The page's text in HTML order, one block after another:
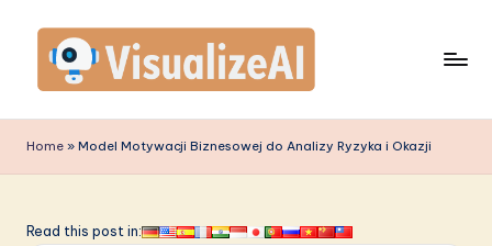
content
is
u
Home » Model Motywacji Biznesowej do Analizy Ryzyka i Okazji
Read this post in: